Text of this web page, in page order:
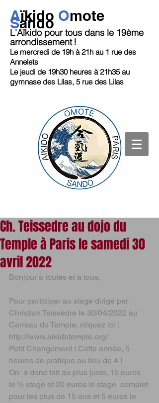
Aïkido Omote
Sando
L'Aïkido pour tous dans le 19ème
arrondissement !
Le mercredi de 19h à 21h au 1 rue des
Annelets
Le jeudi de 19h30 heures à 21h35au
gymnase des Lilas, 5 rue des Lilas
Ch. Teissedre au dojo du
Temple à Paris le samedi 30
avril 2022
Bonjour à toutes et à tous,
Pour participer au stage dirigé par
Christian Teissèdre le 30/04/2022 au
Carreau du Temple, cliquez ici :
http://www.aikidotemple.org/
Petit Changement ! Cette année, 5
heures de pratique au lieu de 4 !
On  a donc fait au plus juste. 15 euros
le ½ stage et 20 euros le stage  complet
pour les plus de 15 ans et 5 euros le